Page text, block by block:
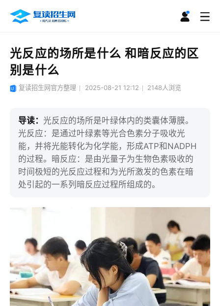
光反应的场所是什么 和暗反应的区
别是什么
复读招生网官方整理 2025-08-21 12:12 2148人浏览
导读： 光反应的场所是叶绿体内的类囊体薄膜。
光反应：是通过叶绿素等光合色素分子吸收光
能，并将光能转化为化学能，形成ATP和NADPH
的过程。暗反应：是由光量子为生物色素吸收的
时间极短的光反应过程和为光所激发的色素在暗
处引起的一系列暗反应过程所组成的。